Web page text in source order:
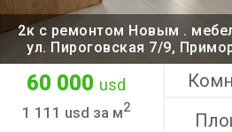
2к с ремонтом Новым .
ул. Пироговская 7/9,
60 000 usd
1 111 usd за м2